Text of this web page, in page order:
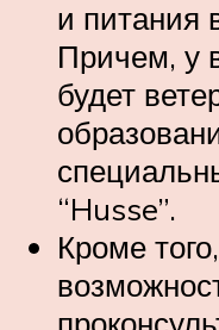
и питания
Причем, у
будет
“Husse”.
Кроме